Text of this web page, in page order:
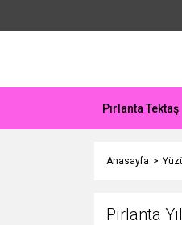
Pırlanta Tektaş
Anasayfa
Pırlanta